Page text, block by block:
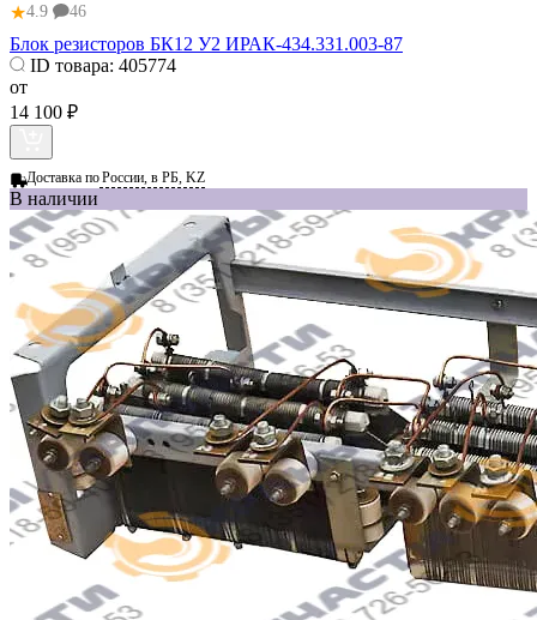
★4.9 46
Блок резисторов БК12 У2 ИРАК-434.331.003-87
ID товара: 405774
от
14 100 ₽
Доставка поРоссии, в РБ, KZ
В наличии